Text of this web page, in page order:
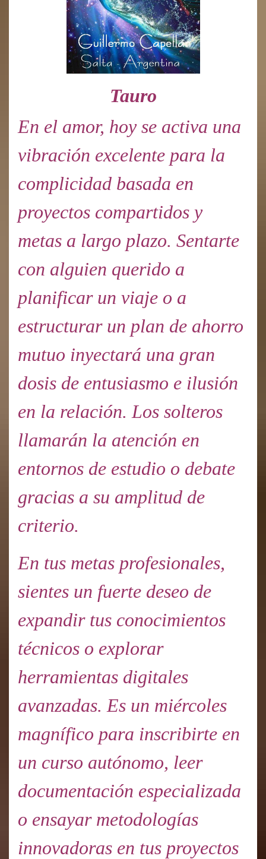
Tauro
En el amor, hoy se activa una
vibración excelente para la
complicidad basada en
proyectos compartidos y
metas a largo plazo. Sentarte
con alguien querido a
planificar un viaje o a
estructurar un plan de ahorro
mutuo inyectará una gran
dosis de entusiasmo e ilusión
en la relación. Los solteros
llamarán la atención en
entornos de estudio o debate
gracias a su amplitud de
criterio.
En tus metas profesionales,
sientes un fuerte deseo de
expandir tus conocimientos
técnicos o explorar
herramientas digitales
avanzadas. Es un miércoles
magnífico para inscribirte en
un curso autónomo, leer
documentación especializada
o ensayar metodologías
innovadoras en tus proyectos